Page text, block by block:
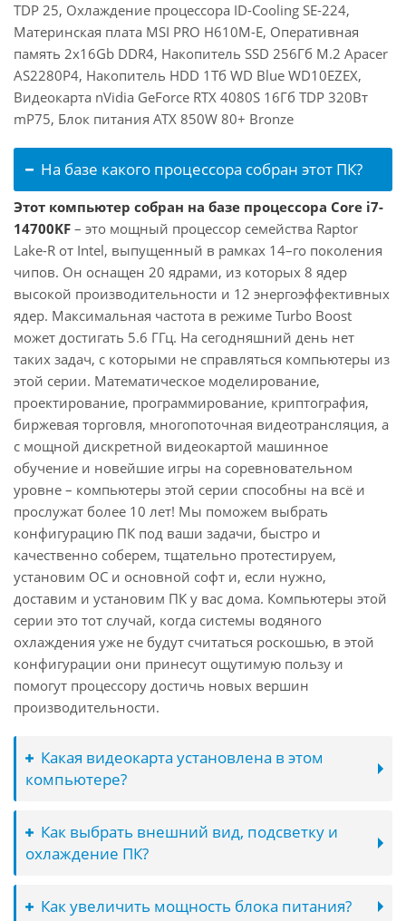
TDP 25, Охлаждение процессора ID-Cooling SE-224,
Материнская плата MSI PRO H610M-E, Оперативная
память 2x16Gb DDR4, Накопитель SSD 256Гб M.2 Apacer
AS2280P4, Накопитель HDD 1Тб WD Blue WD10EZEX,
Видеокарта nVidia GeForce RTX 4080S 16Гб TDP 320Вт
mP75, Блок питания ATX 850W 80+ Bronze
На базе какого процессора собран этот ПК?
Этот компьютер собран на базе процессора Core i7-
14700KF – это мощный процессор семейства Raptor
Lake-R от Intel, выпущенный в рамках 14–го поколения
чипов. Он оснащен 20 ядрами, из которых 8 ядер
высокой производительности и 12 энергоэффективных
ядер. Максимальная частота в режиме Turbo Boost
может достигать 5.6 ГГц. На сегодняшний день нет
таких задач, с которыми не справляться компьютеры из
этой серии. Математическое моделирование,
проектирование, программирование, криптография,
биржевая торговля, многопоточная видеотрансляция, а
с мощной дискретной видеокартой машинное
обучение и новейшие игры на соревновательном
уровне – компьютеры этой серии способны на всё и
прослужат более 10 лет! Мы поможем выбрать
конфигурацию ПК под ваши задачи, быстро и
качественно соберем, тщательно протестируем,
установим ОС и основной софт и, если нужно,
доставим и установим ПК у вас дома. Компьютеры этой
серии это тот случай, когда системы водяного
охлаждения уже не будут считаться роскошью, в этой
конфигурации они принесут ощутимую пользу и
помогут процессору достичь новых вершин
производительности.
Какая видеокарта установлена в этом
компьютере?
Как выбрать внешний вид, подсветку и
охлаждение ПК?
Как увеличить мощность блока питания?